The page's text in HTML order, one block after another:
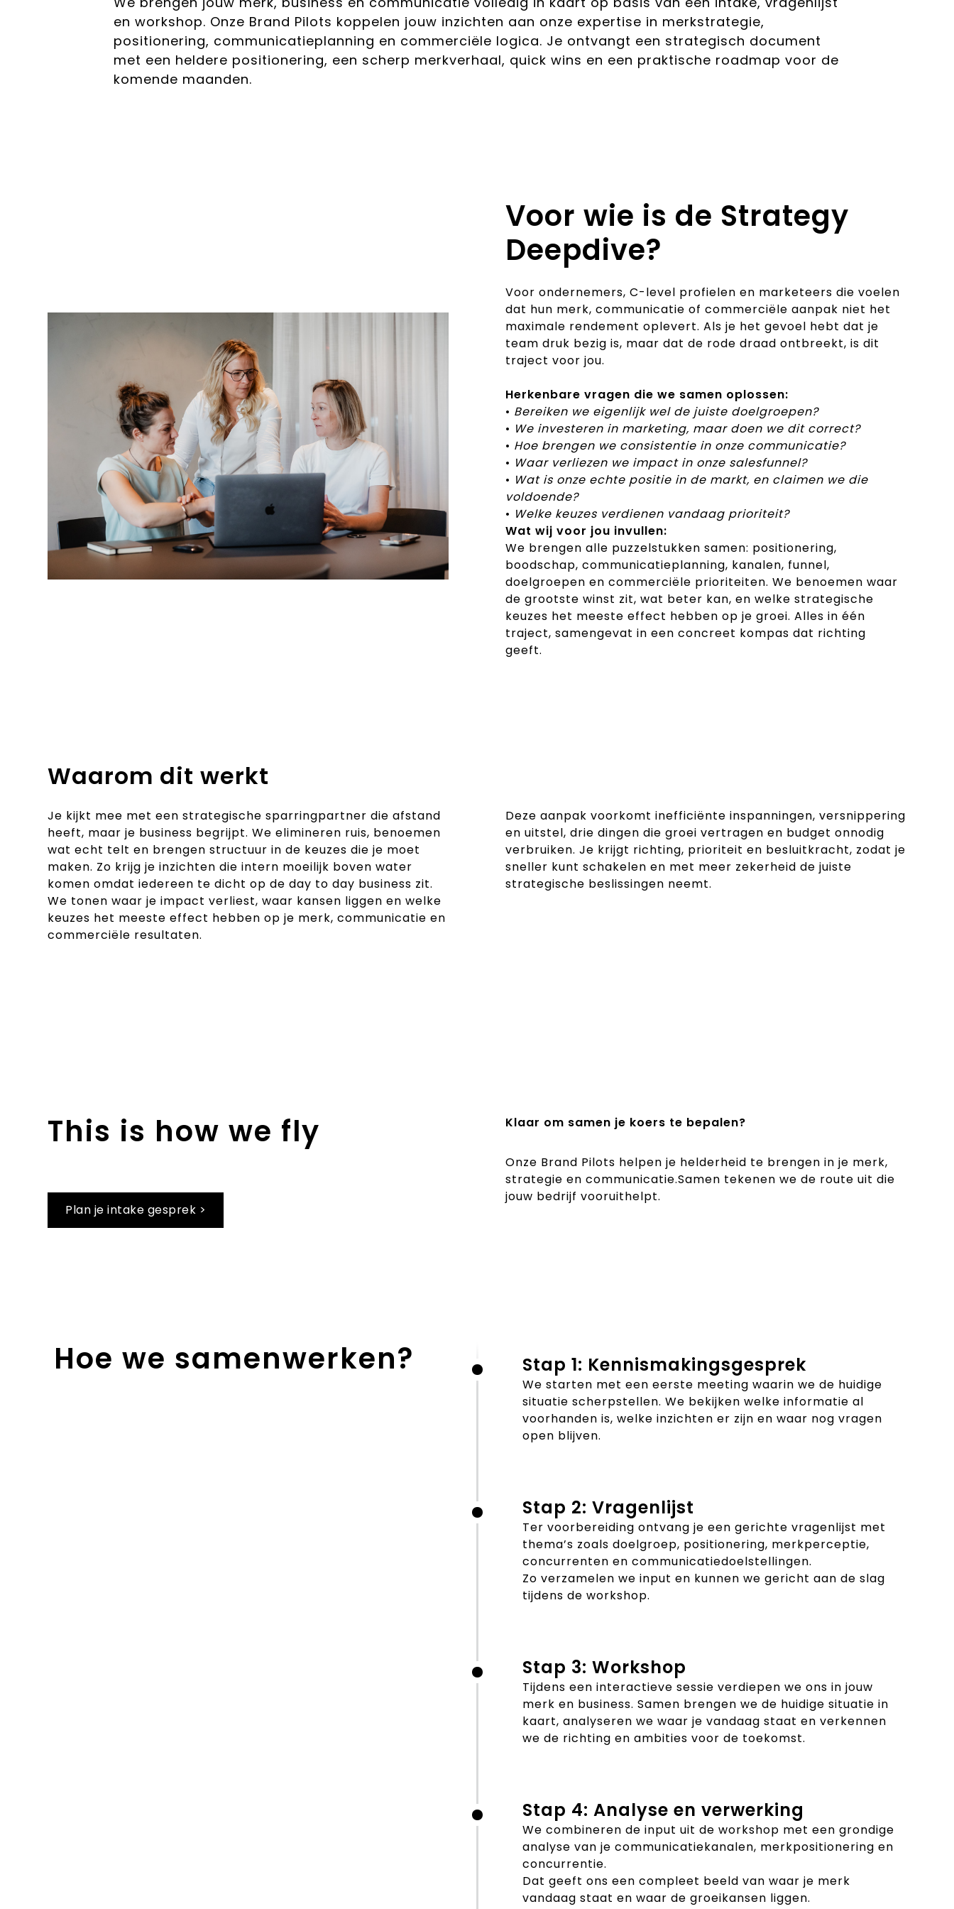
en workshop. Onze Brand Pilots koppelen jouw inzichten aan onze expertise in merkstrategie,
positionering, communicatieplanning en commerciële logica. Je ontvangt een strategisch document
met een heldere positionering, een scherp merkverhaal, quick wins en een praktische roadmap voor de
komende maanden.
Voor wie is de Strategy
Deepdive?
Voor ondernemers, C-level profielen en marketeers die voelen
dat hun merk, communicatie of commerciële aanpak niet het
maximale rendement oplevert. Als je het gevoel hebt dat je
team druk bezig is, maar dat de rode draad ontbreekt, is dit
traject voor jou.
Herkenbare vragen die we samen oplossen:
• Bereiken we eigenlijk wel de juiste doelgroepen?
• We investeren in marketing, maar doen we dit correct?
• Hoe brengen we consistentie in onze communicatie?
• Waar verliezen we impact in onze salesfunnel?
• Wat is onze echte positie in de markt, en claimen we die
voldoende?
• Welke keuzes verdienen vandaag prioriteit?
Wat wij voor jou invullen:
We brengen alle puzzelstukken samen: positionering,
boodschap, communicatieplanning, kanalen, funnel,
doelgroepen en commerciële prioriteiten. We benoemen waar
de grootste winst zit, wat beter kan, en welke strategische
keuzes het meeste effect hebben op je groei. Alles in één
traject, samengevat in een concreet kompas dat richting
geeft.
Waarom dit werkt
Je kijkt mee met een strategische sparringpartner die afstand
heeft, maar je business begrijpt. We elimineren ruis, benoemen
wat echt telt en brengen structuur in de keuzes die je moet
maken. Zo krijg je inzichten die intern moeilijk boven water
komen omdat iedereen te dicht op de day to day business zit.
We tonen waar je impact verliest, waar kansen liggen en welke
keuzes het meeste effect hebben op je merk, communicatie en
commerciële resultaten.
Deze aanpak voorkomt inefficiënte inspanningen, versnippering
en uitstel, drie dingen die groei vertragen en budget onnodig
verbruiken. Je krijgt richting, prioriteit en besluitkracht, zodat je
sneller kunt schakelen en met meer zekerheid de juiste
strategische beslissingen neemt.
This is how we fly
Plan je intake gesprek >
Klaar om samen je koers te bepalen?
Onze Brand Pilots helpen je helderheid te brengen in je merk,
strategie en communicatie.Samen tekenen we de route uit die
jouw bedrijf vooruithelpt.
Hoe we samenwerken? Stap 1: Kennismakingsgesprek
We starten met een eerste meeting waarin we de huidige
situatie scherpstellen. We bekijken welke informatie al
voorhanden is, welke inzichten er zijn en waar nog vragen
open blijven.
Stap 2: Vragenlijst
Ter voorbereiding ontvang je een gerichte vragenlijst met
thema’s zoals doelgroep, positionering, merkperceptie,
concurrenten en communicatiedoelstellingen.
Zo verzamelen we input en kunnen we gericht aan de slag
tijdens de workshop.
Stap 3: Workshop
Tijdens een interactieve sessie verdiepen we ons in jouw
merk en business. Samen brengen we de huidige situatie in
kaart, analyseren we waar je vandaag staat en verkennen
we de richting en ambities voor de toekomst.
Stap 4: Analyse en verwerking
We combineren de input uit de workshop met een grondige
analyse van je communicatiekanalen, merkpositionering en
concurrentie.
Dat geeft ons een compleet beeld van waar je merk
vandaag staat en waar de groeikansen liggen.